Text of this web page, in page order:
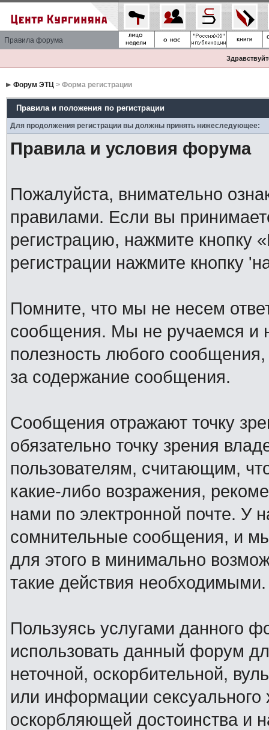
Правила форума
Форум ЭТЦ> Форма регистрации
Правила и положения по регистрации
Для продолжения регистрации вы должны принять нижеследующее:
Правила и условия форума
Пожалуйста, внимательно
правилами. Если вы
регистрацию, нажмите кнопку
регистрации нажмите кнопку
Помните, что мы не несем
сообщения. Мы не ручаемся и
полезность любого
за содержание сообщения.
Сообщения отражают точку
обязательно точку зрения
пользователям, считающим,
какие-либо возражения,
нами по электронной почте. У
сомнительные сообщения, и
для этого в минимально
такие действия необходимыми.
Пользуясь услугами данного
использовать данный форум
неточной, оскорбительной,
или информации
оскорбляющей достоинства и